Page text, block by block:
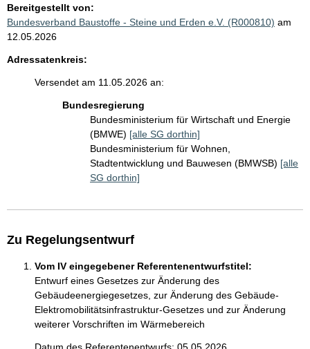
Bereitgestellt von:
Bundesverband Baustoffe - Steine und Erden e.V. (R000810) am
12.05.2026
Adressatenkreis:
Versendet am 11.05.2026 an:
Bundesregierung
Bundesministerium für Wirtschaft und Energie
(BMWE) [alle SG dorthin]
Bundesministerium für Wohnen,
Stadtentwicklung und Bauwesen (BMWSB) [alle
SG dorthin]
Zu Regelungsentwurf
Vom IV eingegebener Referentenentwurfstitel:
Entwurf eines Gesetzes zur Änderung des
Gebäudeenergiegesetzes, zur Änderung des Gebäude-
Elektromobilitätsinfrastruktur-Gesetzes und zur Änderung
weiterer Vorschriften im Wärmebereich